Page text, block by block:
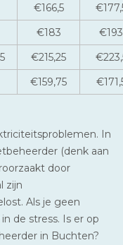
€166,5
€183
€193
€215,25
€159,75
In
(denk aan
door
zijn
Als je geen
de stress. Is er op
in Buchten?